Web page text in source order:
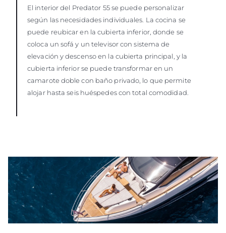
El interior del Predator 55 se puede personalizar
según las necesidades individuales. La cocina se
puede reubicar en la cubierta inferior, donde se
coloca un sofá y un televisor con sistema de
elevación y descenso en la cubierta principal, y la
cubierta inferior se puede transformar en un
camarote doble con baño privado, lo que permite
alojar hasta seis huéspedes con total comodidad.